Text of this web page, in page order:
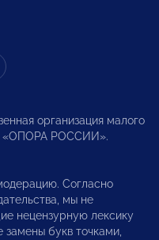
организация малого
«ОПОРА РОССИИ».
Согласно
мы не
нецензурную лексику
букв точками,